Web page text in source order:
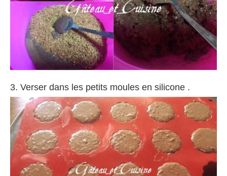
3. Verser dans les petits moules en silicone .